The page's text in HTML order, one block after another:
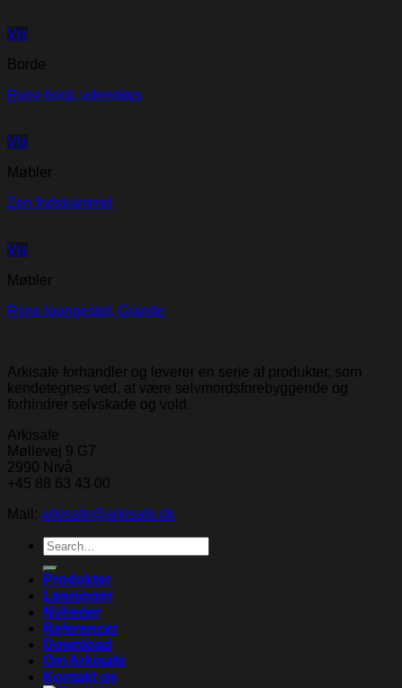
Vis
Borde
Ryno bord, udendørs
Vis
Møbler
Zen fodskammel
Vis
Møbler
Ryno loungestol, Granite
Arkisafe forhandler og leverer en serie af produkter, som
kendetegnes ved, at være selvmordsforebyggende og
forhindrer selvskade og vold.
Arkisafe
Møllevej 9 G7
2990 Nivå
+45 88 63 43 00
Mail: arkisafe@arkisafe.dk
Search
for:
Produkter
Løsninger
Nyheder
Referencer
Download
Om Arkisafe
Kontakt os